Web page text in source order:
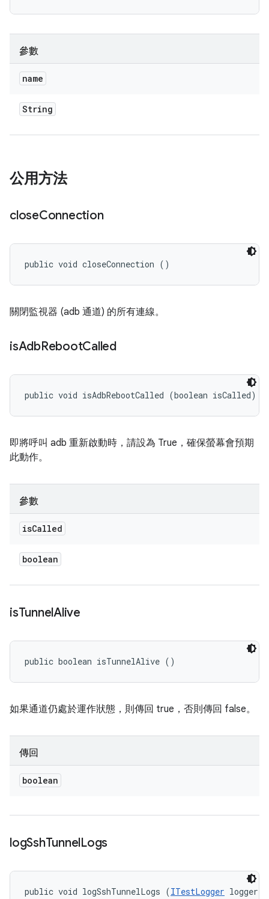
參數
name
String
公用方法
closeConnection
public void closeConnection ()
關閉監視器 (adb 通道) 的所有連線。
isAdbRebootCalled
public void isAdbRebootCalled (boolean isCalled)
即將呼叫 adb 重新啟動時，請設為 True，確保螢幕會預期
此動作。
參數
isCalled
boolean
isTunnelAlive
public boolean isTunnelAlive ()
如果通道仍處於運作狀態，則傳回 true，否則傳回 false。
傳回
boolean
logSshTunnelLogs
public void logSshTunnelLogs (ITestLogger logger)